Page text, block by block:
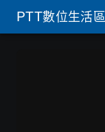
PTT數位生活區